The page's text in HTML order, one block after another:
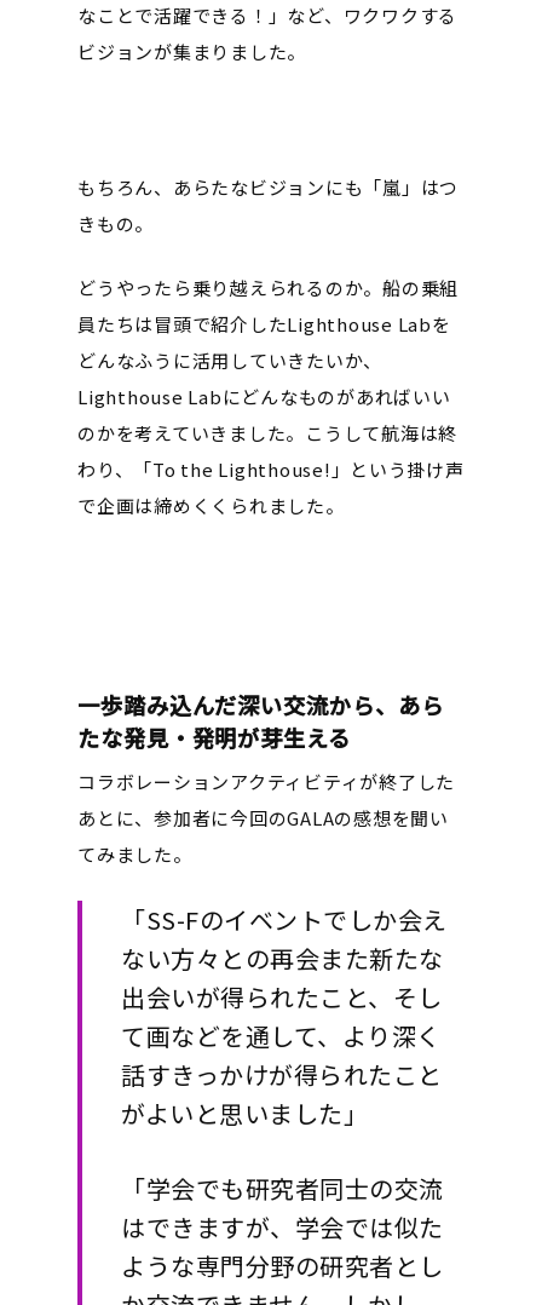
なことで活躍できる！」など、ワクワクする
ビジョンが集まりました。
もちろん、あらたなビジョンにも「嵐」はつ
きもの。
どうやったら乗り越えられるのか。船の乗組
員たちは冒頭で紹介したLighthouse Labを
どんなふうに活用していきたいか、
Lighthouse Labにどんなものがあればいい
のかを考えていきました。こうして航海は終
わり、「To the Lighthouse!」という掛け声
で企画は締めくくられました。
一歩踏み込んだ深い交流から、あら
たな発見・発明が芽生える
コラボレーションアクティビティが終了した
あとに、参加者に今回のGALAの感想を聞い
てみました。
「SS-Fのイベントでしか会え
ない方々との再会また新たな
出会いが得られたこと、そし
て画などを通して、より深く
話すきっかけが得られたこと
がよいと思いました」
「学会でも研究者同士の交流
はできますが、学会では似た
ような専門分野の研究者とし